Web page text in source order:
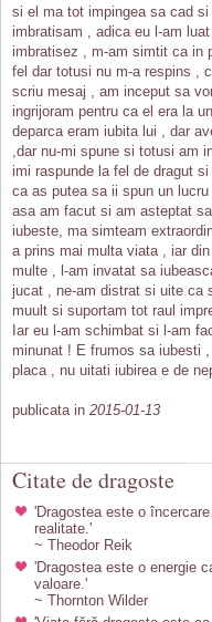
si el ma tot impingea sa cad
imbratisam , adica eu l-am
imbratisez , m-am simtit ca in
fel dar totusi nu m-a respins ,
scriu mesaj , am inceput sa
ingrijoram pentru ca el era la
deparca eram iubita lui , dar
,dar nu-mi spune si totusi am
imi raspunde la fel de dragut
ca as putea sa ii spun un
asa am facut si am asteptat
iubeste, ma simteam
a prins mai multa viata , iar
multe , l-am invatat sa
jucat , ne-am distrat si uite ca
muult si suportam tot raul
Iar eu l-am schimbat si l-am
minunat ! E frumos sa iubesti
placa , nu uitati iubirea e de
publicata in 2015-01-13
Citate de dragoste
'Dragostea este o
realitate.'
~ Theodor Reik
'Dragostea este o energie
valoare.'
~ Thornton Wilder